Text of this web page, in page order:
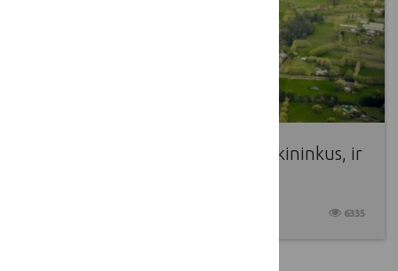
Melioracijos likimas jaudina ir ūkininkus, ir
6335